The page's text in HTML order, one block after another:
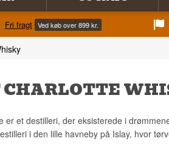
Fri fragt Ved køb over 899 kr.
CHARLOTTE
er et destilleri, der eksisterede i
i den lille havneby på Islay, hvor